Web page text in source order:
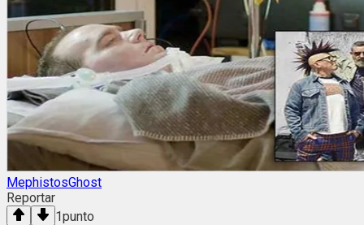
MephistosGhost
Reportar
1punto